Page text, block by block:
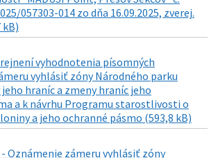
057303-014 zo dňa 16.09.2025, zverej.
kB)
vyhodnotenia písomných
vyhlásiť zóny Národného parku
hraníc a zmeny hraníc jeho
a k návrhu Programu starostlivosti o
a jeho ochranné pásmo (593,8 kB)
Oznámenie zámeru vyhlásiť zóny